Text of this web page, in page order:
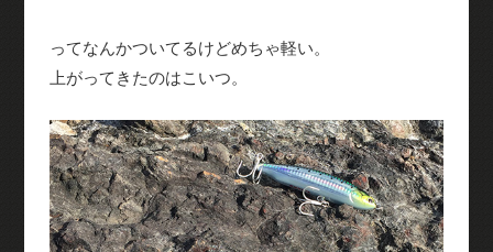
ってなんかついてるけどめちゃ軽い。
上がってきたのはこいつ。